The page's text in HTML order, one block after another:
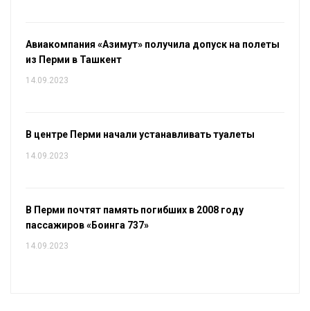
Авиакомпания «Азимут» получила допуск на полеты
из Перми в Ташкент
14.09.2023
В центре Перми начали устанавливать туалеты
14.09.2023
В Перми почтят память погибших в 2008 году
пассажиров «Боинга 737»
14.09.2023